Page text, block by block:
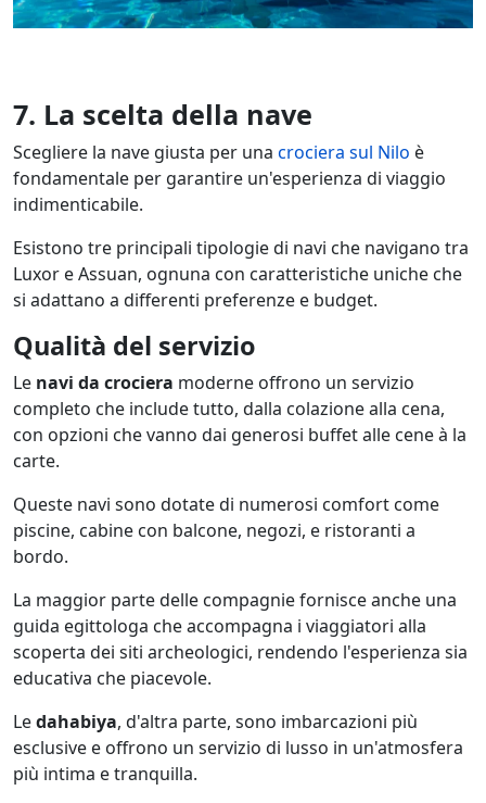
7. La scelta della nave
Scegliere la nave giusta per una crociera sul Nilo è
fondamentale per garantire un'esperienza di viaggio
indimenticabile.
Esistono tre principali tipologie di navi che navigano tra
Luxor e Assuan, ognuna con caratteristiche uniche che
si adattano a differenti preferenze e budget.
Qualità del servizio
Le navi da crociera moderne offrono un servizio
completo che include tutto, dalla colazione alla cena,
con opzioni che vanno dai generosi buffet alle cene à la
carte.
Queste navi sono dotate di numerosi comfort come
piscine, cabine con balcone, negozi, e ristoranti a
bordo.
La maggior parte delle compagnie fornisce anche una
guida egittologa che accompagna i viaggiatori alla
scoperta dei siti archeologici, rendendo l'esperienza sia
educativa che piacevole.
Ledahabiya, d'altra parte, sono imbarcazioni più
esclusive e offrono un servizio di lusso in un'atmosfera
più intima e tranquilla.